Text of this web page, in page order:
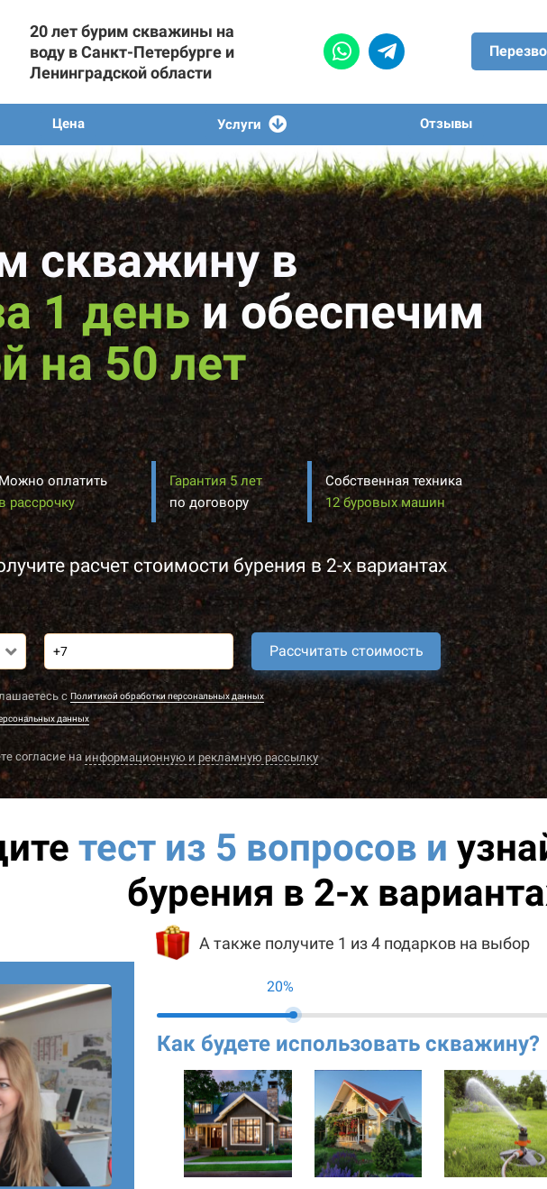
20 лет бурим скважины на
воду в Санкт-Петербурге и
Ленинградской области
Цена Услуги Отзывы
скважину в
1 день и обеспечим
на 50 лет
Собственная техника
12 буровых машин
Гарантия 5 лет
по договору
Рассчитать стоимость
сПолитикой обработки персональных данных
данных
согласие наинформационную и рекламную рассылку
Можно оплатить
в рассрочку
расчет стоимости бурения в 2-х вариантах
тест из 5 вопросов и
бурения в 2-х
А также получите 1 из 4 подарков на выбор
20%
Как будете использовать скважину?